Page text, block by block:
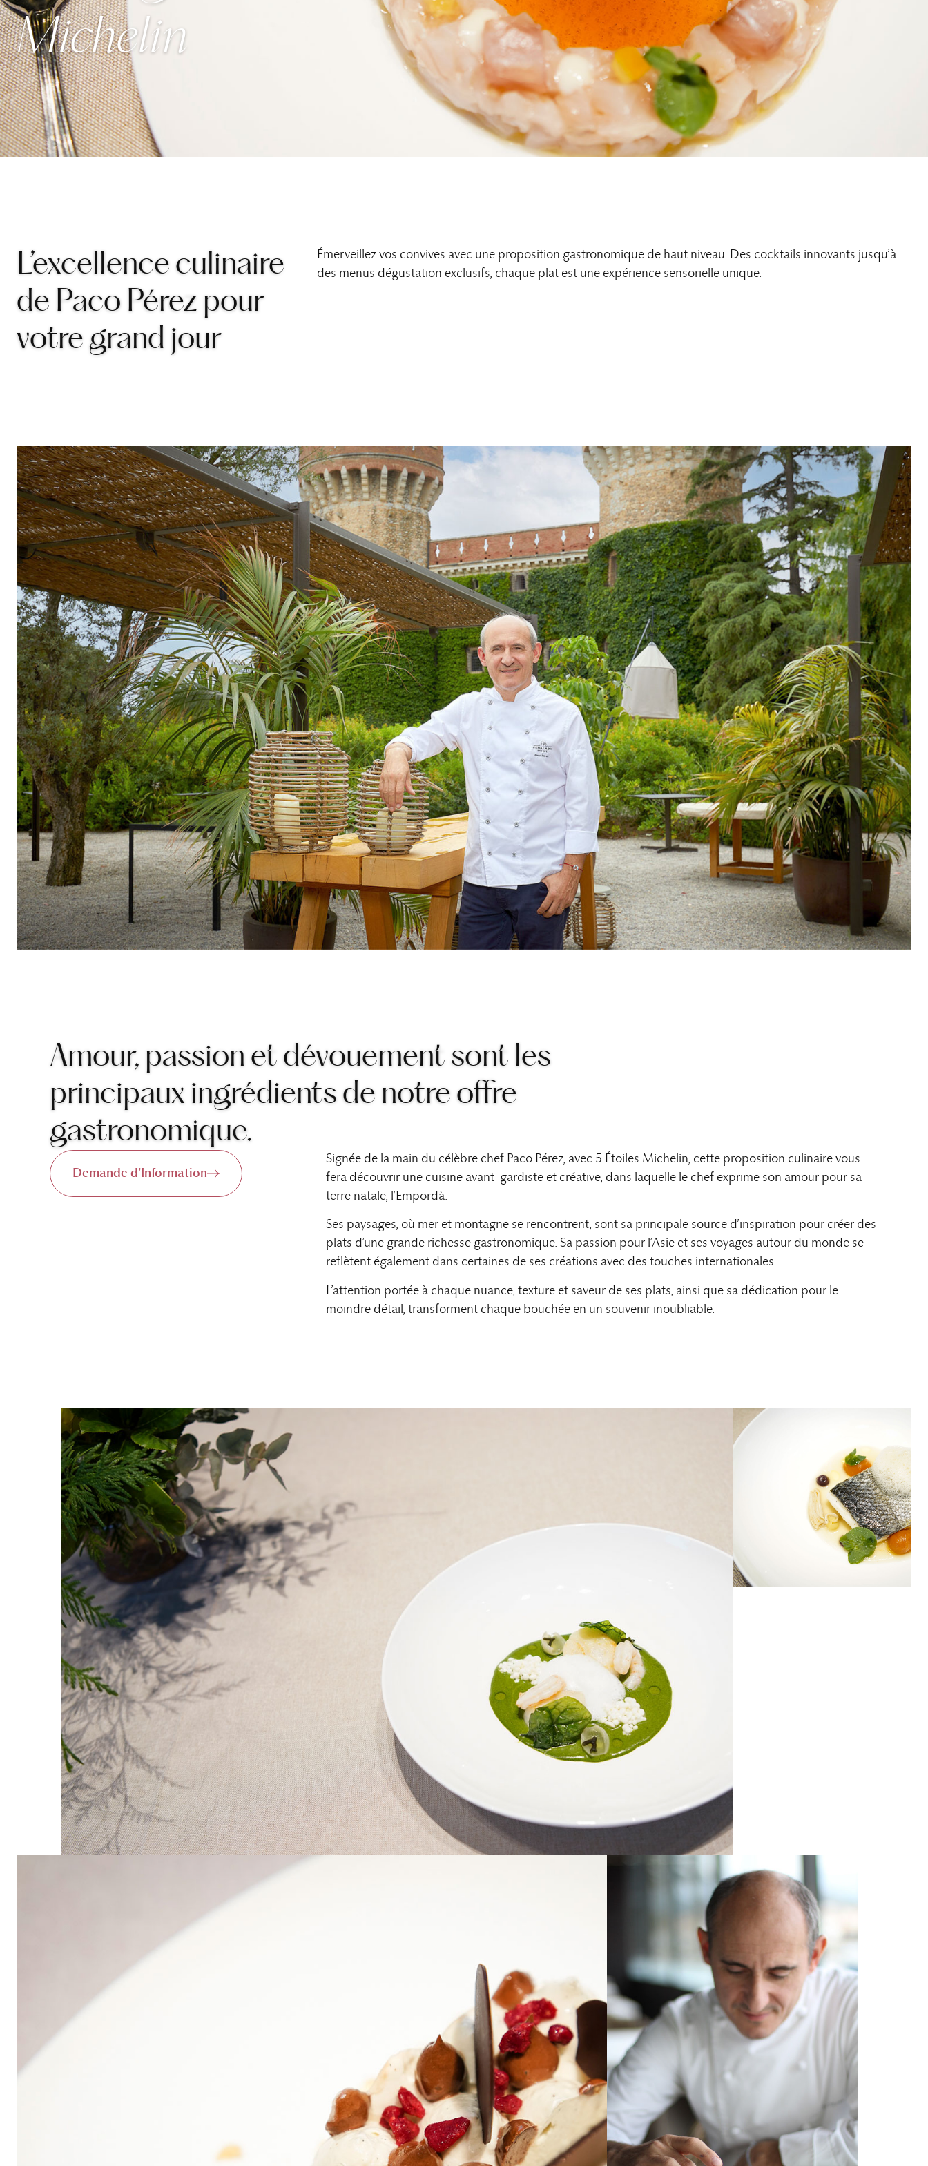
Michelin
L’excellence culinaire
de Paco Pérez pour
votre grand jour
Émerveillez vos convives avec une proposition gastronomique de haut niveau. Des cocktails innovants jusqu’à
des menus dégustation exclusifs, chaque plat est une expérience sensorielle unique.
Amour, passion et dévouement sont les
principaux ingrédients de notre offre
gastronomique.
Demande d’Information
Signée de la main du célèbre chef Paco Pérez, avec 5 Étoiles Michelin, cette proposition culinaire vous
fera découvrir une cuisine avant-gardiste et créative, dans laquelle le chef exprime son amour pour sa
terre natale, l’Empordà.
Ses paysages, où mer et montagne se rencontrent, sont sa principale source d’inspiration pour créer des
plats d’une grande richesse gastronomique. Sa passion pour l’Asie et ses voyages autour du monde se
reflètent également dans certaines de ses créations avec des touches internationales.
L’attention portée à chaque nuance, texture et saveur de ses plats, ainsi que sa dédication pour le
moindre détail, transforment chaque bouchée en un souvenir inoubliable.